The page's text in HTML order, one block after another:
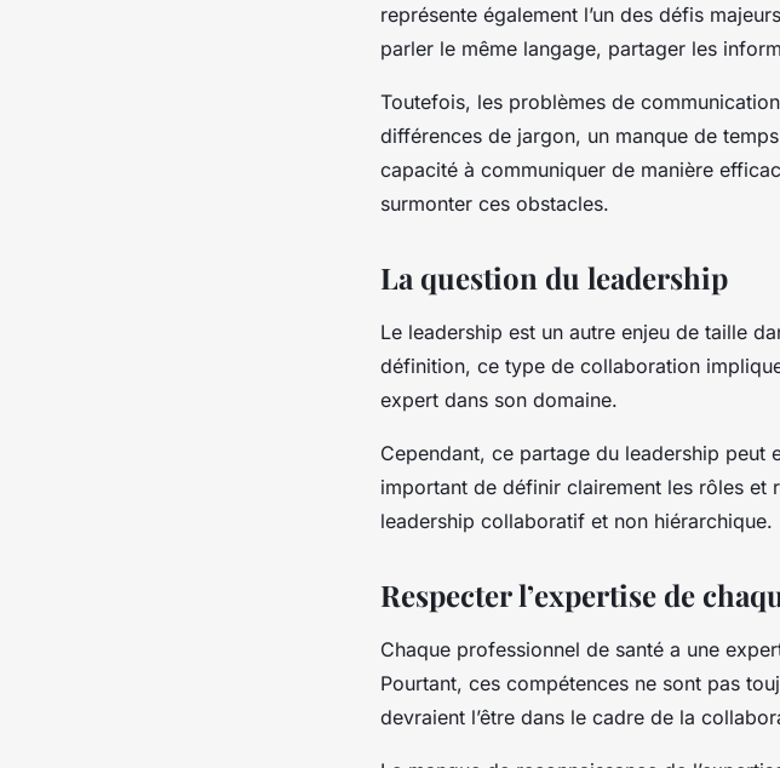
représente également l’un des défis
parler le même langage, partager les
Toutefois, les problèmes de
différences de jargon, un manque de
capacité à communiquer de manière
surmonter ces obstacles.
La question du leadership
Le leadership est un autre enjeu de taille
définition, ce type de collaboration
expert dans son domaine.
Cependant, ce partage du leadership
important de définir clairement les rôles et
leadership collaboratif et non hiérarchique.
Respecter l’expertise de
Chaque professionnel de santé a une
Pourtant, ces compétences ne sont pas
devraient l’être dans le cadre de la